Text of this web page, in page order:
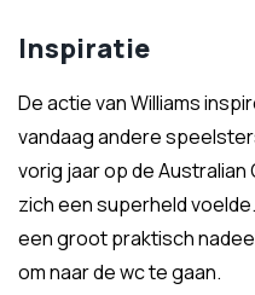
Inspiratie
De actie van Williams
vandaag andere
vorig jaar op de Australian
zich een superheld
een groot praktisch
om naar de wc te gaan.